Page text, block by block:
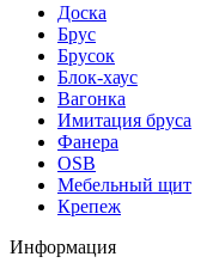
Доска
Брус
Брусок
Блок-хаус
Вагонка
Имитация бруса
Фанера
OSB
Мебельный щит
Крепеж
Информация